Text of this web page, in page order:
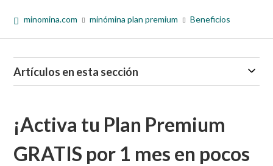
minomina.com minómina plan premium Beneficios
Artículos en esta sección
¡Activa tu Plan Premium
GRATIS por 1 mes en pocos